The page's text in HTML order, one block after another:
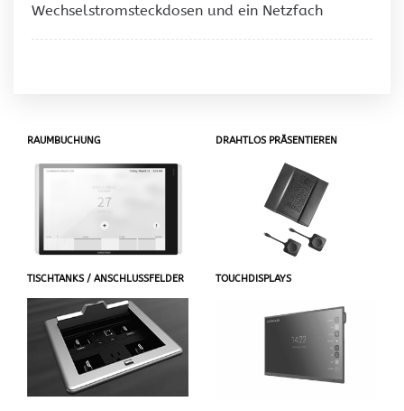
Wechselstromsteckdosen und ein Netzfach
RAUMBUCHUNG DRAHTLOS PRÄSENTIEREN
TISCHTANKS / ANSCHLUSSFELDER TOUCHDISPLAYS